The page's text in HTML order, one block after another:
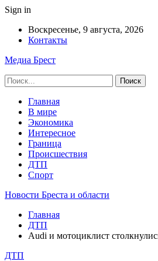
Sign in
Воскресенье, 9 августа, 2026
Контакты
Медиа Брест
Главная
В мире
Экономика
Интересное
Граница
Происшествия
ДТП
Спорт
Новости Бреста и области
Главная
ДТП
Audi и мотоциклист
ДТП